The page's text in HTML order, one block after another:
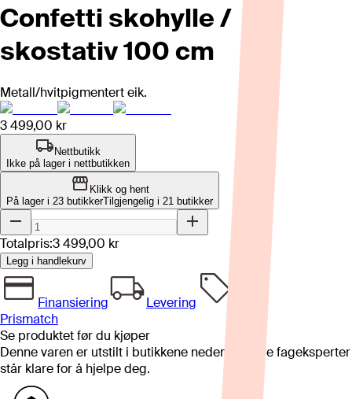
Confetti skohylle /
skostativ 100 cm
Metall/hvitpigmentert eik.
3 499,00 kr
Nettbutikk
Ikke på lager i nettbutikken
Klikk og hent
På lager i 23 butikkerTilgjengelig i 21 butikker
Totalpris:3 499,00 kr
Legg i handlekurv
Finansiering
Levering
Prismatch
Se produktet før du kjøper
Denne varen er utstilt i butikkene nedenfor. Våre fageksperter
står klare for å hjelpe deg.